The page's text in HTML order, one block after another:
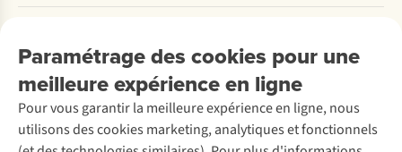
Paramétrage des cookies pour une
meilleure expérience en ligne
Pour vous garantir la meilleure expérience en ligne, nous
utilisons des cookies marketing, analytiques et fonctionnels
Payer
Retourner
Rétractation d'une commande
Entretien & réparations
Garantie
Contactez-nous
Entreprise responsable
À propos d’Ayacucho
Nos magasins
À propos d’A.S.Adventure
Location / Location sports d’hiver
Seconde-main
Entretien de ski
Service de lavage
Découvrez
A.S.Magazine
Explore Camp